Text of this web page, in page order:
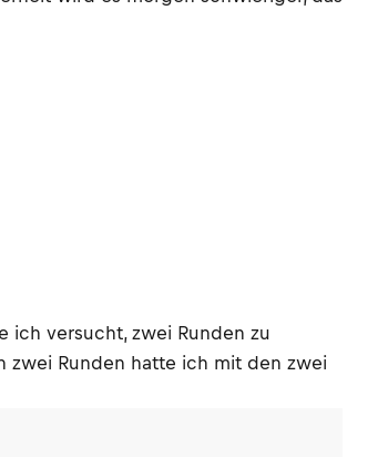
ich versucht, zwei Runden zu
zwei Runden hatte ich mit den zwei